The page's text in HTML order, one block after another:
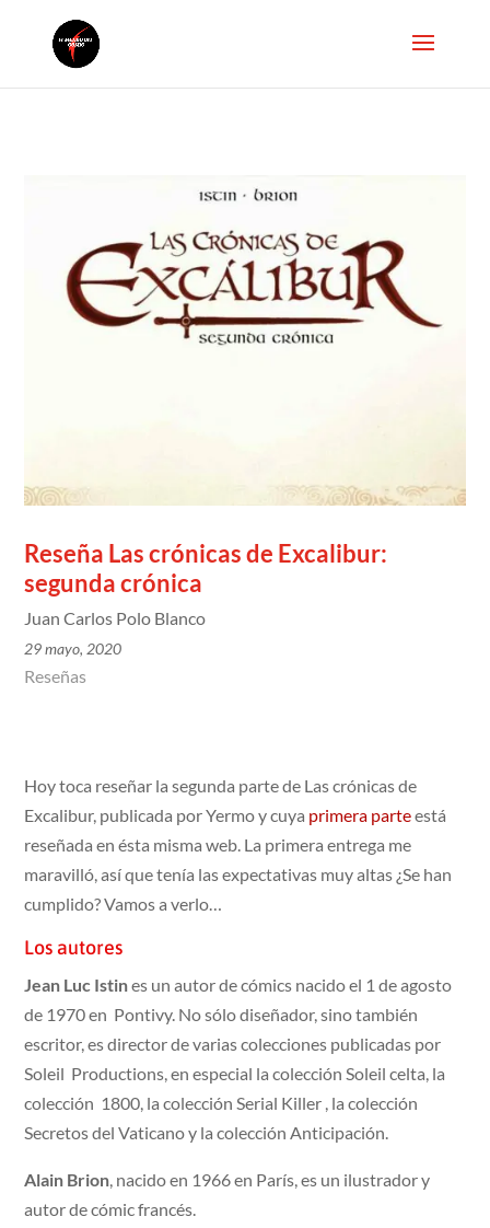
Reseña Las crónicas de Excalibur:
segunda crónica
Juan Carlos Polo Blanco
29 mayo, 2020
Reseñas
Hoy toca reseñar la segunda parte de Las crónicas de
Excalibur, publicada por Yermo y cuya primera parteestá
reseñada en ésta misma web. La primera entrega me
maravilló, así que tenía las expectativas muy altas ¿Se han
cumplido? Vamos a verlo…
Los autores
Jean Luc Istines un autor de cómics nacido el 1 de agosto
de 1970 en Pontivy. No sólo diseñador, sino también
escritor, es director de varias colecciones publicadas por
Soleil Productions, en especial la colección Soleil celta, la
colección 1800, la colección Serial Killer , la colección
Secretos del Vaticano y la colección Anticipación.
Alain Brion, nacido en 1966 en París, es un ilustrador y
autor de cómic francés.